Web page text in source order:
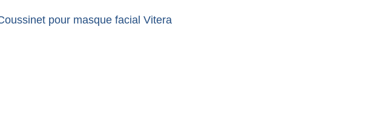
pour masque facial Vitera